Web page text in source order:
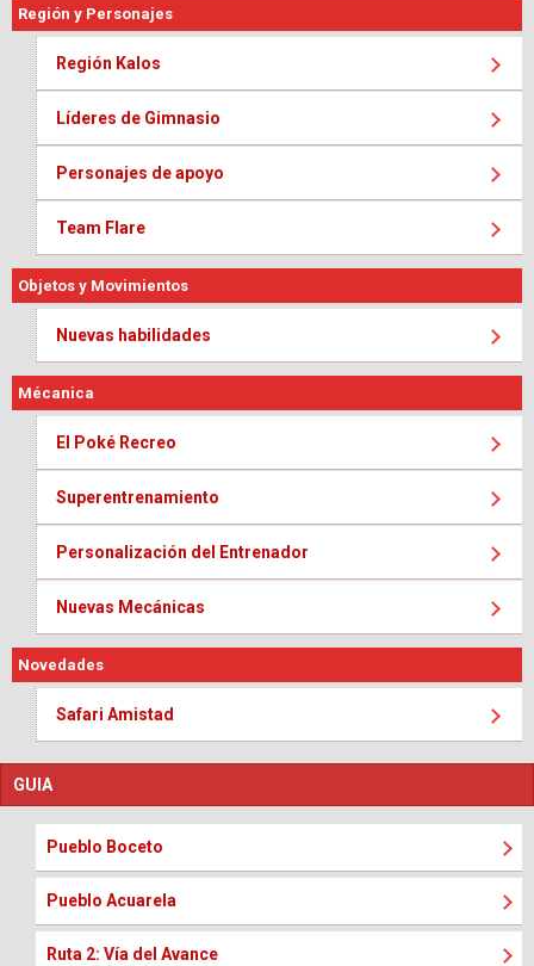
Región y Personajes
Región Kalos
Líderes de Gimnasio
Personajes de apoyo
Team Flare
Objetos y Movimientos
Nuevas habilidades
Mécanica
El Poké Recreo
Superentrenamiento
Personalización del Entrenador
Nuevas Mecánicas
Novedades
Safari Amistad
GUIA
Pueblo Boceto
Pueblo Acuarela
Ruta 2: Vía del Avance